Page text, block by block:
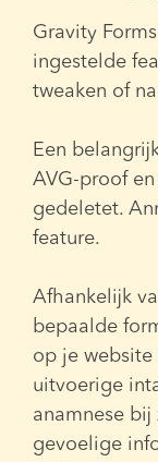
Gravity
ingestelde
tweaken of
Een
AVG-proof
gedeletet.
feature.
Afhankelijk
bepaalde
op je website
uitvoerige
anamnese
gevoelige